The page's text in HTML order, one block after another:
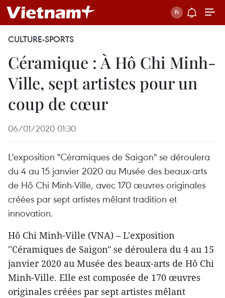
CULTURE-SPORTS
Céramique : À Hô Chi Minh-
Ville, sept artistes pour un
coup de cœur
06/01/2020 01:30
L'exposition ''Céramiques de Saigon" se déroulera
du 4 au 15 janvier 2020 au Musée des beaux-arts
de Hô Chi Minh-Ville, avec 170 œuvres originales
créées par sept artistes mêlant tradition et
innovation.
Hô Chi Minh-Ville (VNA) – L'exposition
''Céramiques de Saigon" se déroulera du 4 au 15
janvier 2020 au Musée des beaux-arts de Hô Chi
Minh-Ville. Elle est composée de 170 œuvres
originales créées par sept artistes mêlant